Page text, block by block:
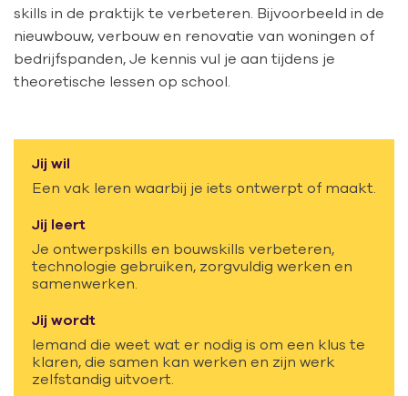
skills in de praktijk te verbeteren. Bijvoorbeeld in de
nieuwbouw, verbouw en renovatie van woningen of
bedrijfspanden, Je kennis vul je aan tijdens je
theoretische lessen op school.
Jij wil
Een vak leren waarbij je iets ontwerpt of maakt.
Jij leert
Je ontwerpskills en bouwskills verbeteren,
technologie gebruiken, zorgvuldig werken en
samenwerken.
Jij wordt
Iemand die weet wat er nodig is om een klus te
klaren, die samen kan werken en zijn werk
zelfstandig uitvoert.